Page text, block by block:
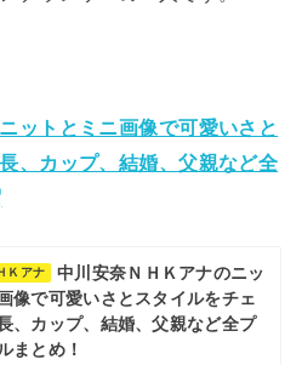
ットとミニ画像で可愛いさと
、カップ、結婚、父親など全
Ｋアナ
中川安奈ＮＨＫアナのニッ
像で可愛いさとスタイルをチェ
、カップ、結婚、父親など全プ
まとめ！